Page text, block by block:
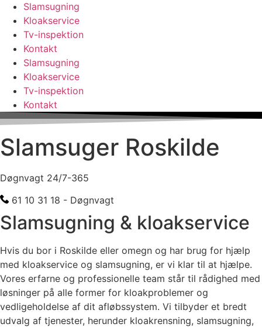
Slamsugning
Kloakservice
Tv-inspektion
Kontakt
Slamsugning
Kloakservice
Tv-inspektion
Kontakt
Slamsuger Roskilde
Døgnvagt 24/7-365
61 10 31 18 - Døgnvagt
Slamsugning & kloakservice
Hvis du bor i Roskilde eller omegn og har brug for hjælp
med kloakservice og slamsugning, er vi klar til at hjælpe.
Vores erfarne og professionelle team står til rådighed med
løsninger på alle former for kloakproblemer og
vedligeholdelse af dit afløbssystem. Vi tilbyder et bredt
udvalg af tjenester, herunder kloakrensning, slamsugning,